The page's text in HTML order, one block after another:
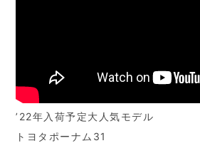
’22年入荷予定大人気モデル
トヨタポーナム31